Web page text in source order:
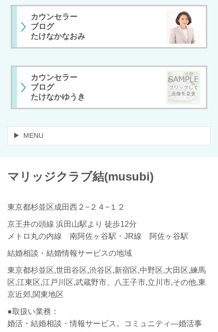
カウンセラー
ブログ
たけなかなおみ
カウンセラー
ブログ
たけなかゆうき
MENU
マリッジクラブ結(musubi)
東京都杉並区成田西２−２４−１２
京王井の頭線 浜田山駅より 徒歩12分
メトロ丸の内線 南阿佐ヶ谷駅・JR線 阿佐ヶ谷駅
結婚相談・結婚情報サービスの地域
東京都杉並区,世田谷区,渋谷区,新宿区,中野区,大田区,練馬
区,江東区,江戸川区,武蔵野市、八王子市,立川市,その他,東
京近郊,関東地区
●取扱い業務：
婚活・結婚相談・情報サービス。コミュニティ―婚活事